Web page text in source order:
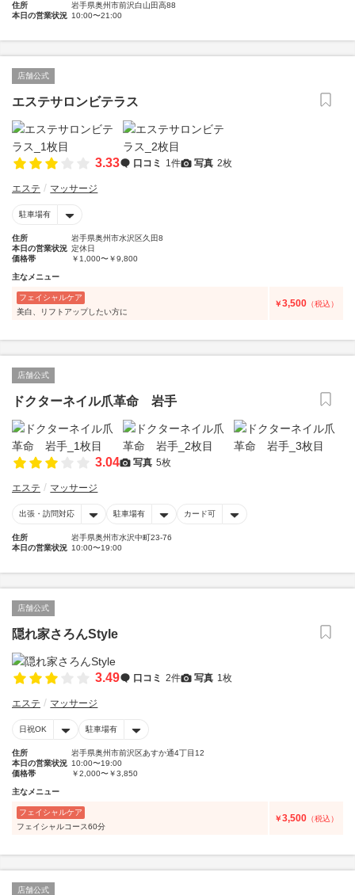
住所
岩手県奥州市前沢白山田高88
本日の営業状況 10:00〜21:00
店舗公式
エステサロンビテラス
3.33 口コミ 1件 写真 2枚
エステ マッサージ
駐車場有
住所
岩手県奥州市水沢区久田8
本日の営業状況 定休日
価格帯
￥1,000〜￥9,800
主なメニュー
フェイシャルケア
美白、リフトアップしたい方に
￥3,500 （税込）
店舗公式
ドクターネイル爪革命 岩手
3.04 写真 5枚
エステ マッサージ
出張・訪問対応 駐車場有 カード可
住所
岩手県奥州市水沢中町23-76
本日の営業状況 10:00〜19:00
店舗公式
隠れ家さろんStyle
3.49 口コミ 2件 写真 1枚
エステ マッサージ
日祝OK 駐車場有
住所
岩手県奥州市前沢区あすか通4丁目12
本日の営業状況 10:00〜19:00
価格帯
￥2,000〜￥3,850
主なメニュー
フェイシャルケア
フェイシャルコース60分
￥3,500 （税込）
店舗公式